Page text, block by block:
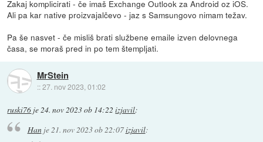
Zakaj komplicirati - če imaš Exchange Outlook za Android oz iOS.
Ali pa kar native proizvajalčevo - jaz s Samsungovo nimam težav.
Pa še nasvet - če misliš brati službene emaile izven delovnega
časa, se moraš pred in po tem štempljati.
MrStein
::27. nov 2023, 01:02
ruski76 je24. nov 2023 ob 14:22 izjavil:
Hanje21. nov 2023 ob 22:07izjavil: